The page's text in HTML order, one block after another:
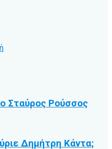
Σταύρος Ρούσσος
Δημήτρη Κάντα;